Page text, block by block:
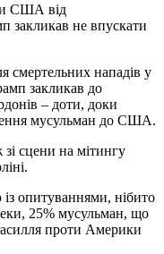
США від
закликав не впускати
смертельних нападів у
закликав до
– доти, доки
мусульман до США.
сцени на мітингу
опитуваннями, нібито
25% мусульман, що
проти Америки